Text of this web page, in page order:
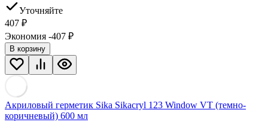
Уточняйте
407 ₽
Экономия -407 ₽
В корзину
Акриловый герметик Sika Sikacryl 123 Window VT (темно-
коричневый) 600 мл